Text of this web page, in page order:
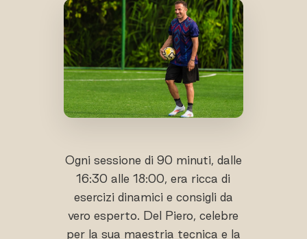
Ogni sessione di 90 minuti, dalle
16:30 alle 18:00, era ricca di
esercizi dinamici e consigli da
vero esperto. Del Piero, celebre
per la sua maestria tecnica e la